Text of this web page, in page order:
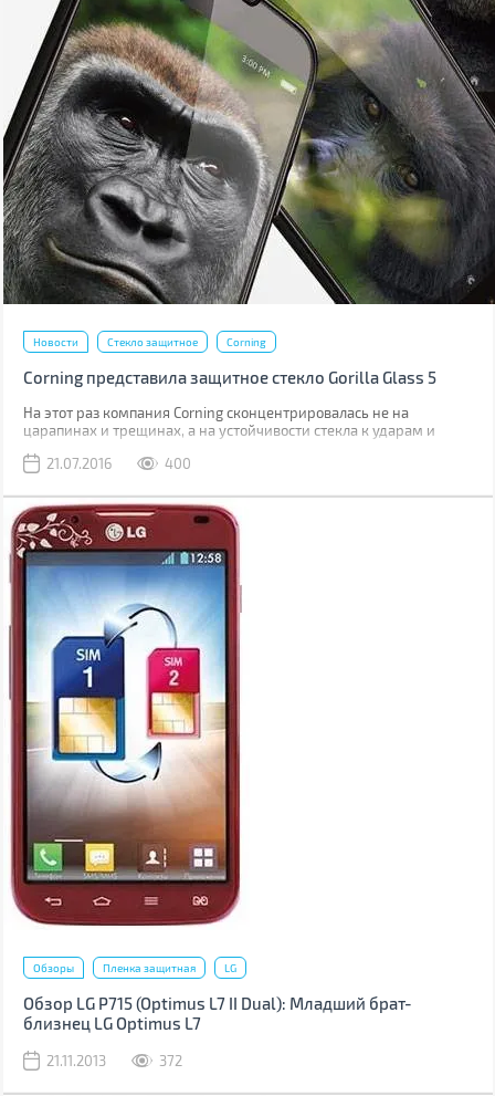
Новости Стекло защитное Corning
Corning представила защитное стекло Gorilla Glass 5
На этот раз компания Corning сконцентрировалась не на
царапинах и трещинах, а на устойчивости стекла к ударам и
21.07.2016
400
Обзоры Пленка защитная LG
Обзор LG P715 (Optimus L7 II Dual): Младший брат-
близнец LG Optimus L7
21.11.2013 372